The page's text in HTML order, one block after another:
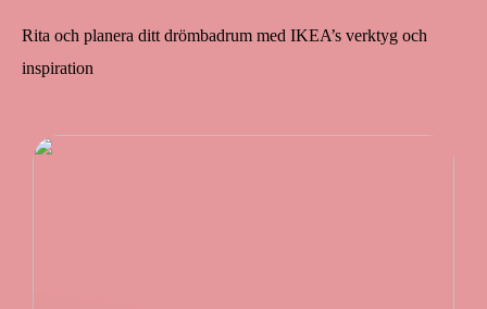
Rita och planera ditt drömbadrum med IKEA’s verktyg och
inspiration